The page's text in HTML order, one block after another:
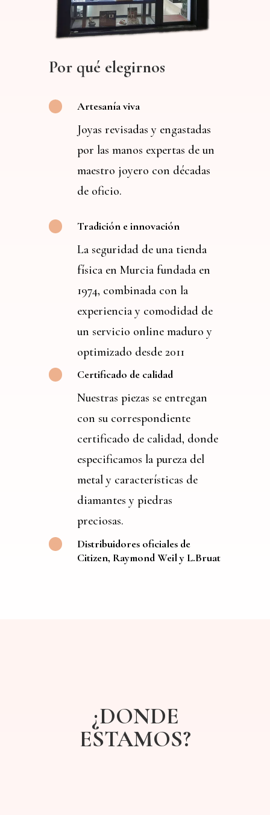
Por qué elegirnos
Artesanía viva
Joyas revisadas y engastadas
por las manos expertas de un
maestro joyero con décadas
de oficio.
Tradición e innovación
La seguridad de una tienda
física en Murcia fundada en
1974, combinada con la
experiencia y comodidad de
un servicio online maduro y
optimizado desde 2011
Certificado de calidad
Nuestras piezas se entregan
con su correspondiente
certificado de calidad, donde
especificamos la pureza del
metal y características de
diamantes y piedras
preciosas.
Distribuidores oficiales de
Citizen, Raymond Weil y L.Bruat
¿DONDE
ESTAMOS?